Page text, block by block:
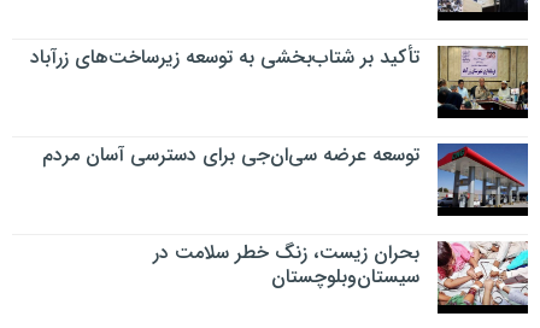
تأکید بر شتاب‌بخشی به توسعه زیرساخت‌های زرآباد
توسعه عرضه سی‌ان‌جی برای دسترسی آسان مردم
بحران زیست، زنگ خطر سلامت در
سیستان‌وبلوچستان